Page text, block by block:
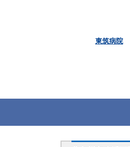
東筑病院